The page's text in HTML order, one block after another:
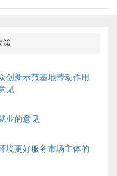
策
创新示范基地带动作用
见
业的意见
境更好服务市场主体的